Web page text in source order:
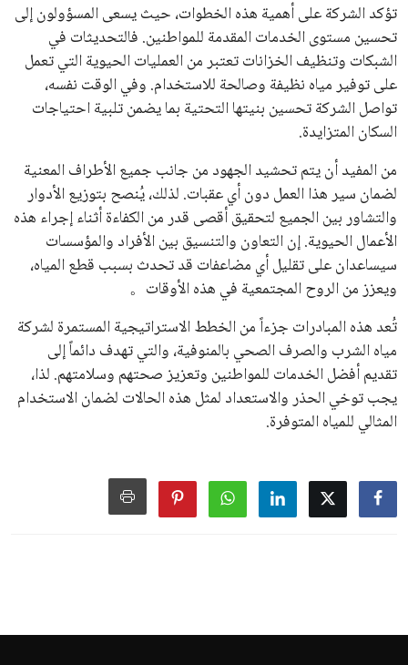
تؤكد الشركة على أهمية هذه الخطوات، حيث يسعى المسؤولون إلى
تحسين مستوى الخدمات المقدمة للمواطنين. فالتحديثات في
الشبكات وتنظيف الخزانات تعتبر من العمليات الحيوية التي تعمل
على توفير مياه نظيفة وصالحة للاستخدام. وفي الوقت نفسه،
تواصل الشركة تحسين بنيتها التحتية بما يضمن تلبية احتياجات
السكان المتزايدة.
من المفيد أن يتم تحشيد الجهود من جانب جميع الأطراف المعنية
لضمان سير هذا العمل دون أي عقبات. لذلك، يُنصح بتوزيع الأدوار
والتشاور بين الجميع لتحقيق أقصى قدر من الكفاءة أثناء إجراء هذه
الأعمال الحيوية. إن التعاون والتنسيق بين الأفراد والمؤسسات
سيساعدان على تقليل أي مضاعفات قد تحدث بسبب قطع المياه،
ويعزز من الروح المجتمعية في هذه الأوقات。
تُعد هذه المبادرات جزءاً من الخطط الاستراتيجية المستمرة لشركة
مياه الشرب والصرف الصحي بالمنوفية، والتي تهدف دائماً إلى
تقديم أفضل الخدمات للمواطنين وتعزيز صحتهم وسلامتهم. لذا،
يجب توخي الحذر والاستعداد لمثل هذه الحالات لضمان الاستخدام
المثالي للمياه المتوفرة.